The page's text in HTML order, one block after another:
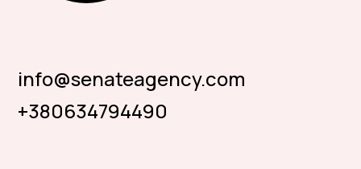
info@senateagency.com
+380634794490